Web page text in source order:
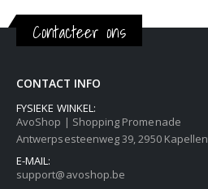
Contacteer ons
CONTACT INFO
FYSIEKE WINKEL:
AvoShop | Shopping Promenade
Antwerpsesteenweg 39, 2950 Kapellen
E-MAIL:
support@avoshop.be